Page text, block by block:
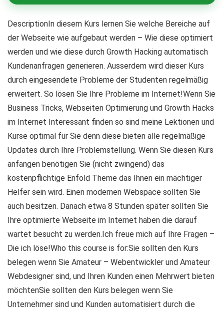
DescriptionIn diesem Kurs lernen Sie welche Bereiche auf
der Webseite wie aufgebaut werden – Wie diese optimiert
werden und wie diese durch Growth Hacking automatisch
Kundenanfragen generieren. Ausserdem wird dieser Kurs
durch eingesendete Probleme der Studenten regelmäßig
erweitert. So lösen Sie Ihre Probleme im Internet!Wenn Sie
Business Tricks, Webseiten Optimierung und Growth Hacks
im Internet Interessant finden so sind meine Lektionen und
Kurse optimal für Sie denn diese bieten alle regelmäßige
Updates durch Ihre Problemstellung. Wenn Sie diesen Kurs
anfangen benötigen Sie (nicht zwingend) das
kostenpflichtige Enfold Theme das Ihnen ein mächtiger
Helfer sein wird. Einen modernen Webspace sollten Sie
auch besitzen. Danach etwa 8 Stunden später sollten Sie
Ihre optimierte Webseite im Internet haben die darauf
wartet besucht zu werden.Ich freue mich auf Ihre Fragen –
Die ich löse!Who this course is for:Sie sollten den Kurs
belegen wenn Sie Amateur – Webentwickler und Amateur
Webdesigner sind, und Ihren Kunden einen Mehrwert bieten
möchtenSie sollten den Kurs belegen wenn Sie
Unternehmer sind und Kunden automatisiert durch die